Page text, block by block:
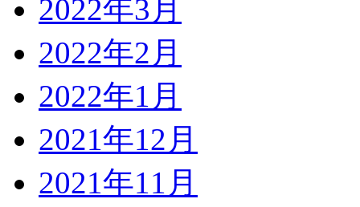
2022年3月
2022年2月
2022年1月
2021年12月
2021年11月